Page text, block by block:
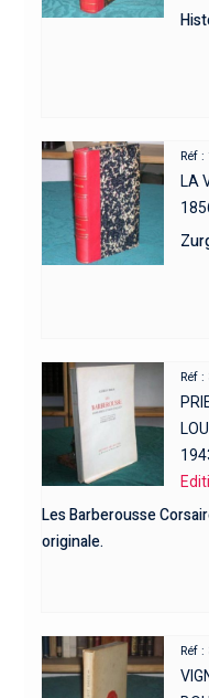
Réf :
LA
Réf :
Les Barberousse
originale.
Réf :